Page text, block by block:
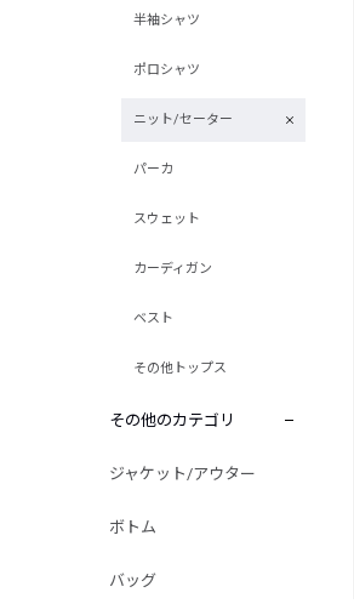
半袖シャツ
ポロシャツ
ニット/セーター
パーカ
スウェット
カーディガン
ベスト
その他トップス
その他のカテゴリ
ジャケット/アウター
ボトム
バッグ
別注限定 ピグメントダイ バックプリント サーフ